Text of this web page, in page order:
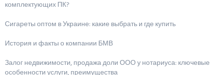
комплектующих ПК?
Сигареты оптом в Украине: какие выбрать и где купить
История и факты о компании БМВ
Залог недвижимости, продажа доли ООО у нотариуса: ключевые